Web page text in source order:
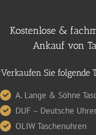
Kostenlose &
Ankauf von
Verkaufen Sie folgende
A. Lange & Söhne
DUF – Deutsche
OLIW Taschenuhren